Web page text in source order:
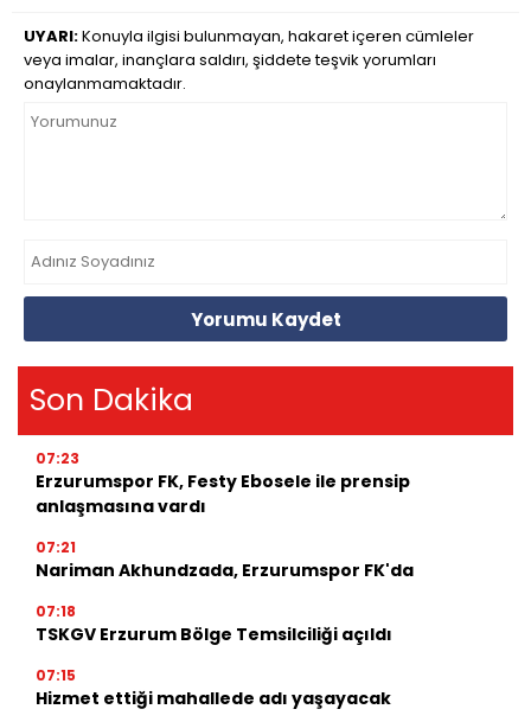
UYARI:Konuyla ilgisi bulunmayan, hakaret içeren cümleler
veya imalar, inançlara saldırı, şiddete teşvik yorumları
onaylanmamaktadır.
Yorumu Kaydet
Son Dakika
07:23
Erzurumspor FK, Festy Ebosele ile prensip
anlaşmasına vardı
07:21
Nariman Akhundzada, Erzurumspor FK'da
07:18
TSKGV Erzurum Bölge Temsilciliği açıldı
07:15
Hizmet ettiği mahallede adı yaşayacak